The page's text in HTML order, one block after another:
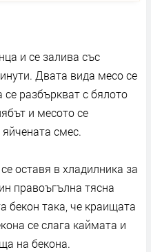
и се залива със
Двата вида месо се
разбъркват с бялото
и месото се
смес.
оставя в хладилника за
правоъгълна тясна
бекон така, че краищата
се слага каймата и
на бекона.